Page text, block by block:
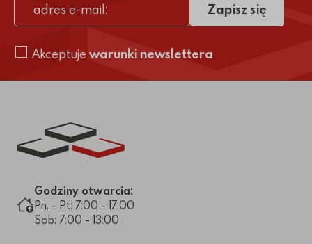
adres e-mail
Akceptuje warunki newslettera
Zapisz się
Link do strony głównej
Godziny otwarcia:
Pn. - Pt: 7:00 - 17:00
Sob: 7:00 - 13:00